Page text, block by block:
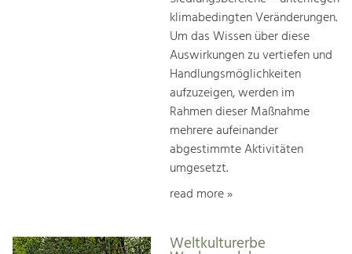
klimabedingten Veränderungen.
Um das Wissen über diese
Auswirkungen zu vertiefen und
Handlungsmöglichkeiten
aufzuzeigen, werden im
Rahmen dieser Maßnahme
mehrere aufeinander
abgestimmte Aktivitäten
umgesetzt.
read more »
Weltkulturerbe